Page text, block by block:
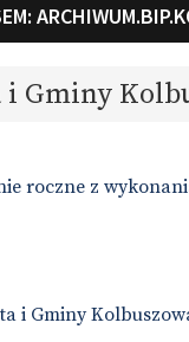
i Gminy
roczne z
i Gminy